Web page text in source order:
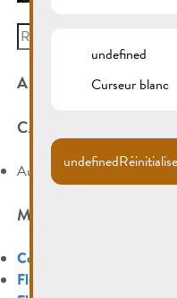
Search
for:
ARCHIVES
CATÉGORIES
Aucune catégorie
MÉTA
Connexion
Flux des publications
undefined
Curseur blanc
undefined